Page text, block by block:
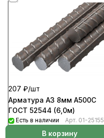
207 ₽/шт
Арматура А3 8мм А500С
ГОСТ 52544 (6,0м)
Есть в наличии Арт. 01-25155
В корзину